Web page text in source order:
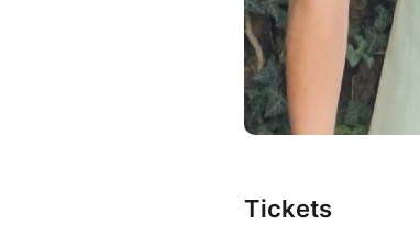
Tickets